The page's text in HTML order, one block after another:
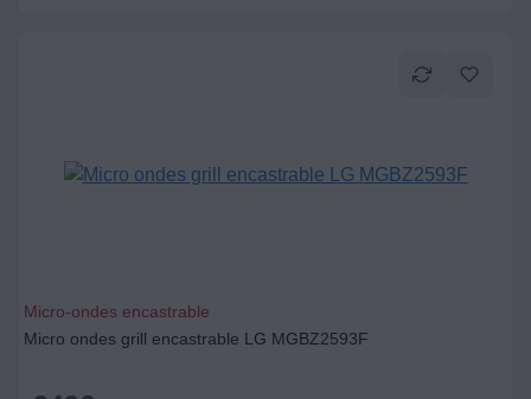
Micro-ondes encastrable
Micro ondes grill encastrable LG MGBZ2593F